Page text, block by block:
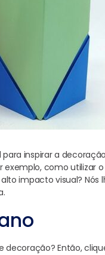
inspirar a
exemplo, como utilizar
impacto visual? Nós
Então,